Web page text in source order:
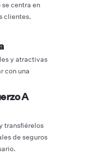
centra en
clientes.
y atractivas
con una
A
transfiérelos
de seguros